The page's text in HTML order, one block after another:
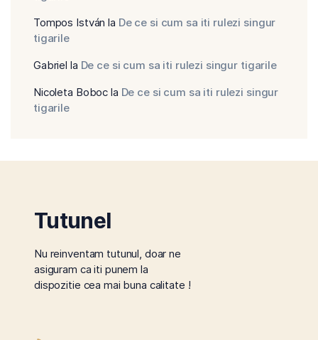
Tompos István la De ce si cum sa iti rulezi singur
tigarile
Gabriel la De ce si cum sa iti rulezi singur tigarile
Nicoleta Boboc la De ce si cum sa iti rulezi singur
tigarile
Tutunel
Nu reinventam tutunul, doar ne
asiguram ca iti punem la
dispozitie cea mai buna calitate !